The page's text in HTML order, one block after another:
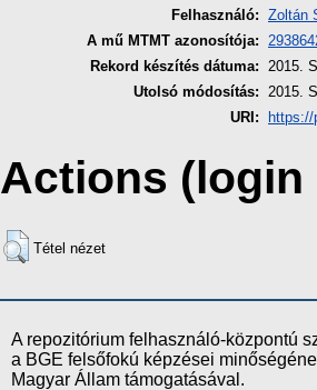
Felhasználó: Zoltán
A mű MTMT azonosítója:
Rekord készítés dátuma: 2015.
Utolsó módosítás: 2015.
URI:
https://
Actions (login
Tétel nézet
A repozitórium felhasználó-központú
a BGE felsőfokú képzései
Magyar Állam támogatásával.